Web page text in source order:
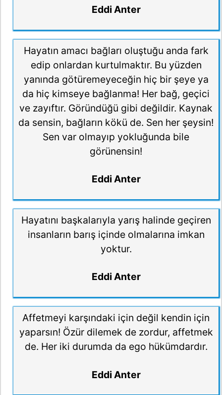
Eddi Anter
Hayatın amacı bağları oluştuğu anda fark
edip onlardan kurtulmaktır. Bu yüzden
yanında götüremeyeceğin hiç bir şeye ya
da hiç kimseye bağlanma! Her bağ, geçici
ve zayıftır. Göründüğü gibi değildir. Kaynak
da sensin, bağların kökü de. Sen her şeysin!
Sen var olmayıp yokluğunda bile
görünensin!
Eddi Anter
Hayatını başkalarıyla yarış halinde geçiren
insanların barış içinde olmalarına imkan
yoktur.
Eddi Anter
Affetmeyi karşındaki için değil kendin için
yaparsın! Özür dilemek de zordur, affetmek
de. Her iki durumda da ego hükümdardır.
Eddi Anter